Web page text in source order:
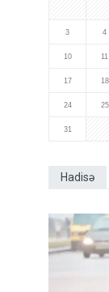
3 4
10 11
17 18
24 25
31
Hadisə